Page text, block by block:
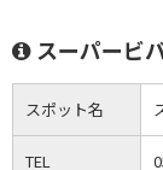
スーパービ
スポット名
TEL